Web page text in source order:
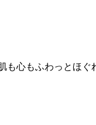
心もふわっとほぐ